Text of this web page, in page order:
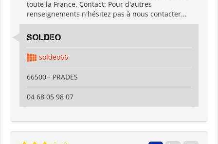
toute la France. Contact: Pour d'autres
renseignements n'hésitez pas à nous contacter...
SOLDEO
soldeo66
66500 - PRADES
04 68 05 98 07